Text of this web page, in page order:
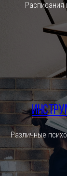
Расписания
Различные